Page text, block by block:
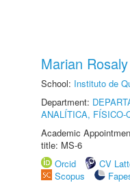
Marian
School: Instituto de
Department:
ANALÍTICA, FÍSICO-
Academic
title: MS-6
Orcid
CV
Scopus